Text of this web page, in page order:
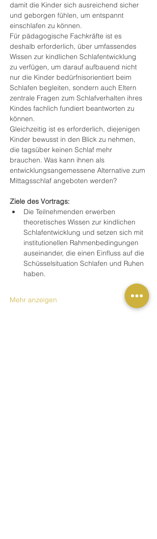
damit die Kinder sich ausreichend sicher
und geborgen fühlen, um entspannt
einschlafen zu können.
Für pädagogische Fachkräfte ist es
deshalb erforderlich, über umfassendes
Wissen zur kindlichen Schlafentwicklung
zu verfügen, um darauf aufbauend nicht
nur die Kinder bedürfnisorientiert beim
Schlafen begleiten, sondern auch Eltern
zentrale Fragen zum Schlafverhalten ihres
Kindes fachlich fundiert beantworten zu
können.
Gleichzeitig ist es erforderlich, diejenigen
Kinder bewusst in den Blick zu nehmen,
die tagsüber keinen Schlaf mehr
brauchen. Was kann ihnen als
entwicklungsangemessene Alternative zum
Mittagsschlaf angeboten werden?
Ziele des Vortrags:
Die Teilnehmenden erwerben
theoretisches Wissen zur kindlichen
Schlafentwicklung und setzen sich mit
institutionellen Rahmenbedingungen
auseinander, die einen Einfluss auf die
Schüsselsituation Schlafen und Ruhen
haben.
Mehr anzeigen